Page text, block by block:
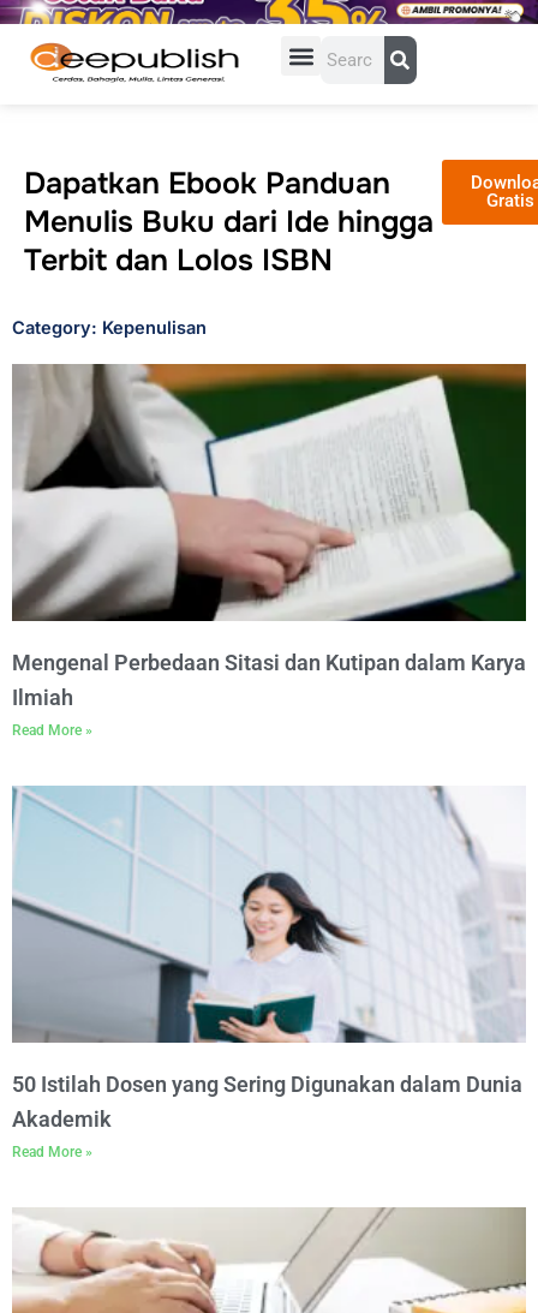
Lewati
konten
Dapatkan Ebook Panduan
Menulis Buku dari Ide hingga
Terbit dan Lolos ISBN
Gratis
Category: Kepenulisan
Mengenal Perbedaan Sitasi dan Kutipan dalam Karya
Ilmiah
Read More »
50 Istilah Dosen yang Sering Digunakan dalam Dunia
Akademik
Read More »
PagePagePagePagePage